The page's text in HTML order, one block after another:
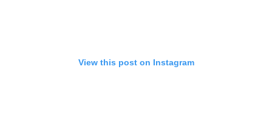
View this post on Instagram